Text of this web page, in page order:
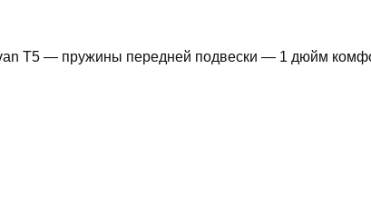
T5 — пружины передней подвески — 1 дюйм